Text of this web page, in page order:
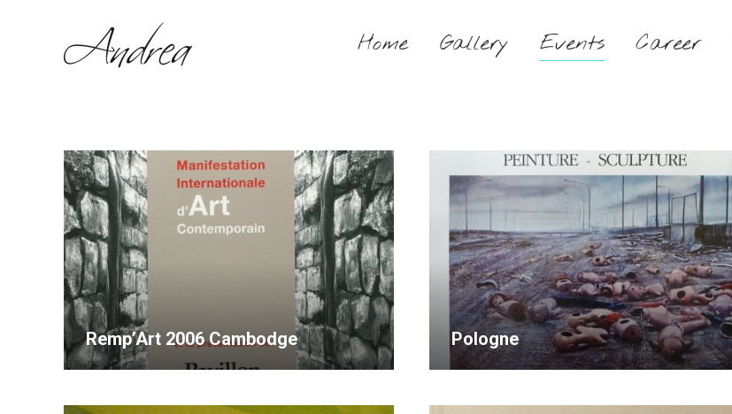
Home Gallery Events Career
Remp’Art 2006 Cambodge Pologne